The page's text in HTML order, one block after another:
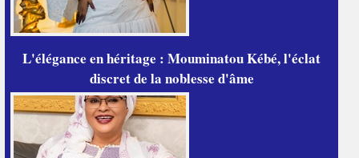
L'élégance en héritage : Mouminatou Kébé, l'éclat
discret de la noblesse d'âme